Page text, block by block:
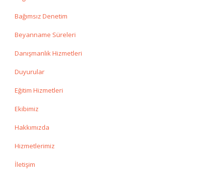
Bağımsız Denetim
Beyanname Süreleri
Danışmanlık Hizmetleri
Duyurular
Eğitim Hizmetleri
Ekibimiz
Hakkımızda
Hizmetlerimiz
İletişim